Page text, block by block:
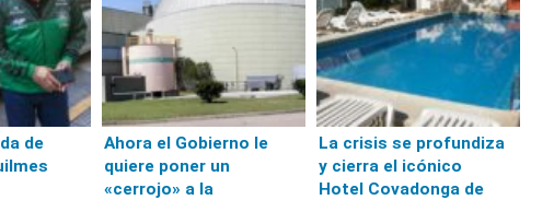
de
Ahora el Gobierno le
quiere poner un
«cerrojo» a la
La crisis se profundiza
y cierra el icónico
Hotel Covadonga de